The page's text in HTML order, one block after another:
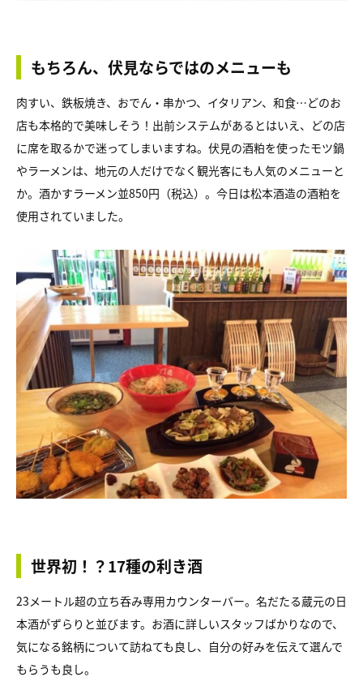
もちろん、伏見ならではのメニューも
肉すい、鉄板焼き、おでん・串かつ、イタリアン、和食…どのお
店も本格的で美味しそう！出前システムがあるとはいえ、どの店
に席を取るかで迷ってしまいますね。伏見の酒粕を使ったモツ鍋
やラーメンは、地元の人だけでなく観光客にも人気のメニューと
か。酒かすラーメン並850円（税込）。今日は松本酒造の酒粕を
使用されていました。
世界初！？17種の利き酒
23メートル超の立ち呑み専用カウンターバー。名だたる蔵元の日
本酒がずらりと並びます。お酒に詳しいスタッフばかりなので、
気になる銘柄について訪ねても良し、自分の好みを伝えて選んで
もらうも良し。